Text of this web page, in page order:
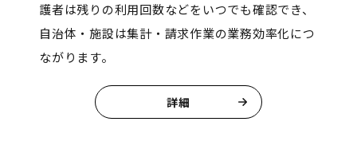
護者は残りの利用回数などをいつでも確認でき、
自治体・施設は集計・請求作業の業務効率化につ
ながります。
詳細